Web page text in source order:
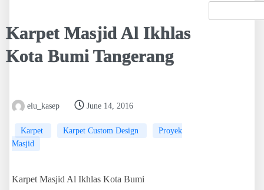
Karpet Masjid Al Ikhlas
Kota Bumi Tangerang
elu_kasep June 14, 2016
Karpet Karpet Custom Design
Proyek
Masjid
Karpet Masjid Al Ikhlas Kota Bumi